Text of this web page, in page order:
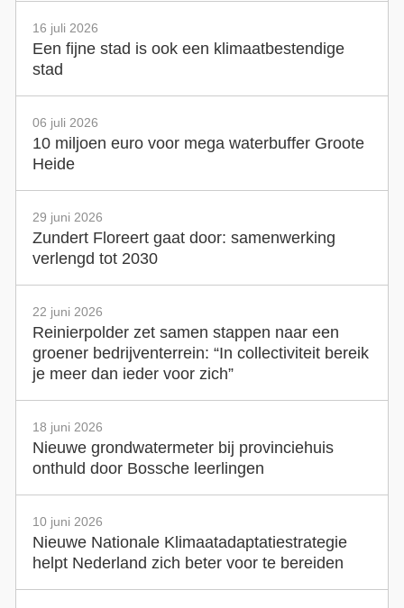
16 juli 2026
Een fijne stad is ook een klimaatbestendige
stad
06 juli 2026
10 miljoen euro voor mega waterbuffer Groote
Heide
29 juni 2026
Zundert Floreert gaat door: samenwerking
verlengd tot 2030
22 juni 2026
Reinierpolder zet samen stappen naar een
groener bedrijventerrein: “In collectiviteit bereik
je meer dan ieder voor zich”
18 juni 2026
Nieuwe grondwatermeter bij provinciehuis
onthuld door Bossche leerlingen
10 juni 2026
Nieuwe Nationale Klimaatadaptatiestrategie
helpt Nederland zich beter voor te bereiden